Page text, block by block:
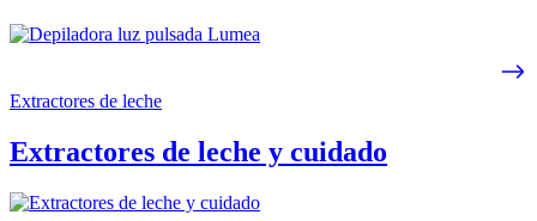
Extractores de leche
Extractores de leche y cuidado